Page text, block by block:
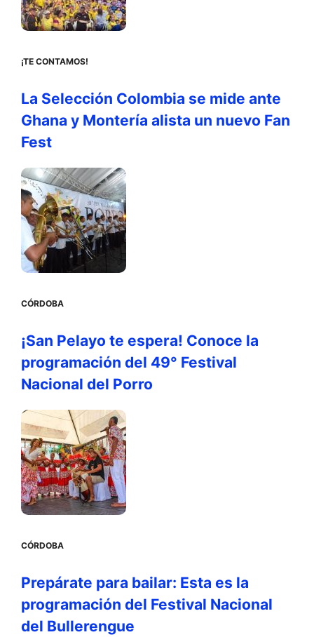
¡TE CONTAMOS!
La Selección Colombia se mide ante
Ghana y Montería alista un nuevo Fan
Fest
CÓRDOBA
¡San Pelayo te espera! Conoce la
programación del 49° Festival
Nacional del Porro
CÓRDOBA
Prepárate para bailar: Esta es la
programación del Festival Nacional
del Bullerengue